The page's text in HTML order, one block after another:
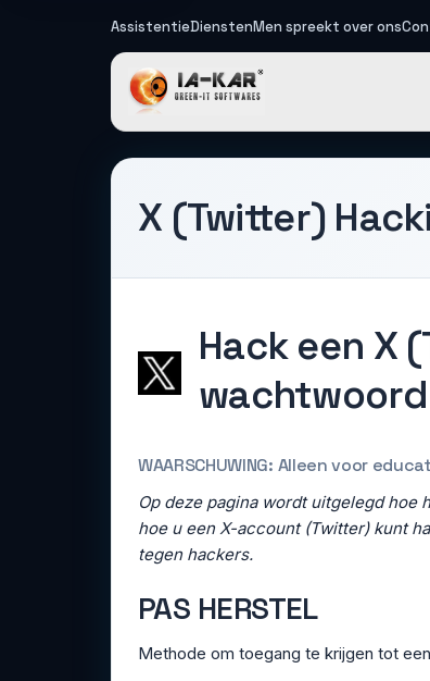
AssistentieDienstenMen spreekt over ons
X (Twitter)
Hack een X
WAARSCHUWING: Alleen voor
Op deze pagina wordt uitgelegd hoe
hoe u een X-account (Twitter) kunt
tegen hackers.
PAS HERSTEL
Methode om toegang te krijgen tot